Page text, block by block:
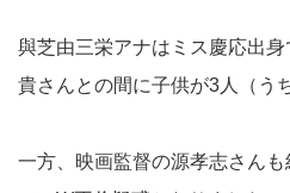
與芝由三栄アナはミス慶応出
貴さんとの間に子供が3人（う
一方、映画監督の源孝志さん